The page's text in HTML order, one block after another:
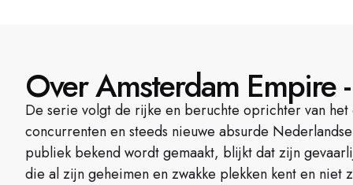
Over Amsterdam Empire
De serie volgt de rijke en beruchte oprichter van
concurrenten en steeds nieuwe absurde
publiek bekend wordt gemaakt, blijkt dat zijn
die al zijn geheimen en zwakke plekken kent en niet